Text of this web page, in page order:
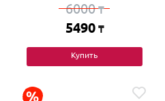
6000₸
5490 ₸
Купить